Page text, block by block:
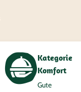
Kategorie
Komfort
Gute